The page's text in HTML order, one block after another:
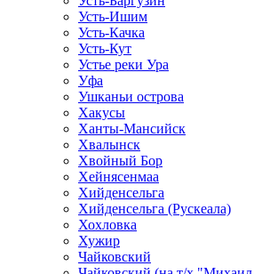
Усть-Ишим
Усть-Качка
Усть-Кут
Устье реки Ура
Уфа
Ушканьи острова
Хакусы
Ханты-Мансийск
Хвалынск
Хвойный Бор
Хейнясенмаа
Хийденсельга
Хийденсельга (Рускеала)
Хохловка
Хужир
Чайковский